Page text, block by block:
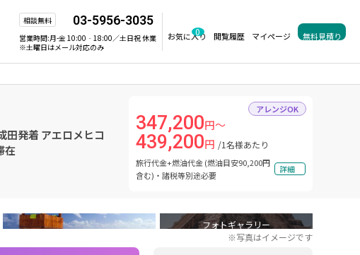
相談無料 03-5956-3035
営業時間:月-金 10:00‐18:00／土日祝 休業
※土曜日はメール対応のみ
お気に入り
0 閲覧履歴 マイページ 無料見積り
田発着 アエロメヒコ
在
アレンジOK
347,200円～
439,200円 /1名様あたり
旅行代金+燃油代金 (燃油目安90,200円
含む)・諸税等別途必要
詳細
フォトギャラリー
※写真はイメージです